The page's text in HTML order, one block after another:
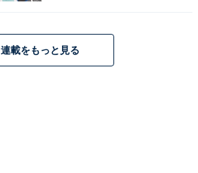
連載をもっと見る